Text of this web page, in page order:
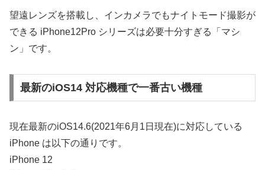
望遠レンズを搭載し、インカメラでもナイトモード撮影が
できる iPhone12Pro シリーズは必要十分すぎる「マシ
ン」です。
最新のiOS14 対応機種で一番古い機種
現在最新のiOS14.6(2021年6月1日現在)に対応している
iPhone は以下の通りです。
iPhone 12